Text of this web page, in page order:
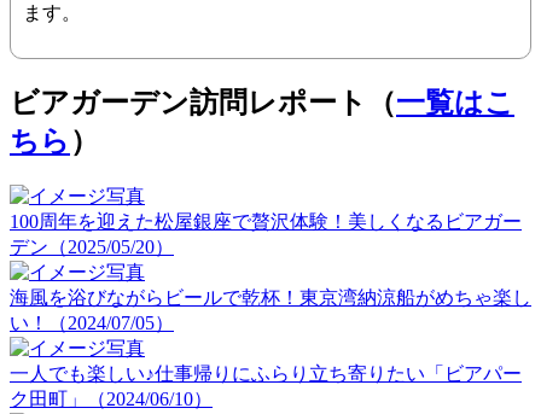
ます。
ビアガーデン訪問レポート（一覧はこ
ちら ）
100周年を迎えた松屋銀座で贅沢体験！美しくなるビアガー
デン（2025/05/20）
海風を浴びながらビールで乾杯！東京湾納涼船がめちゃ楽し
い！（2024/07/05）
一人でも楽しい♪仕事帰りにふらり立ち寄りたい「ビアパー
ク田町」（2024/06/10）